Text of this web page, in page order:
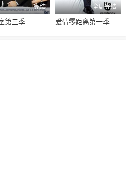
完结
第三季
全剧完结
爱情零距离第一季